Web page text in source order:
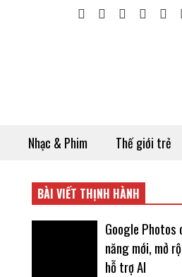
Nhạc & Phim Thế giới trẻ
BÀI VIẾT THỊNH HÀNH
Google
năng mới, mở
hỗ trợ AI